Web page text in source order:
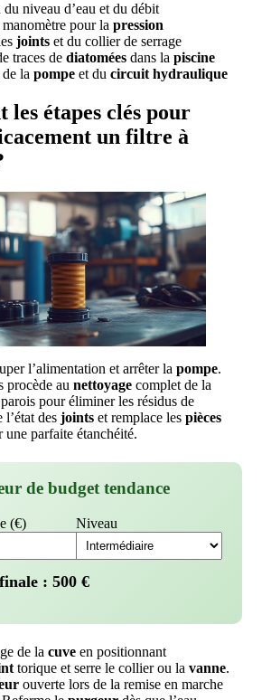
niveau d’eau et du débit
pour la pression
joints et du collier de serrage
traces de diatomées dans la piscine
la pompe et du circuit hydraulique
les étapes clés pour
un filtre à
l’alimentation et arrêter la pompe.
procède au nettoyage complet de la
pour éliminer les résidus de
des joints et remplace les pièces
une parfaite étanchéité.
de budget tendance
(€) Niveau
: 500 €
de la cuve en positionnant
torique et serre le collier ou la vanne.
ouverte lors de la remise en marche